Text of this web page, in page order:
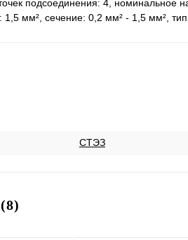
подсоединения: 4,
1,5 мм², сечение: 0,2 мм² - 1,5 мм²,
СТЭЗ